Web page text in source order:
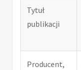
Tytuł
publikacji
Producent,